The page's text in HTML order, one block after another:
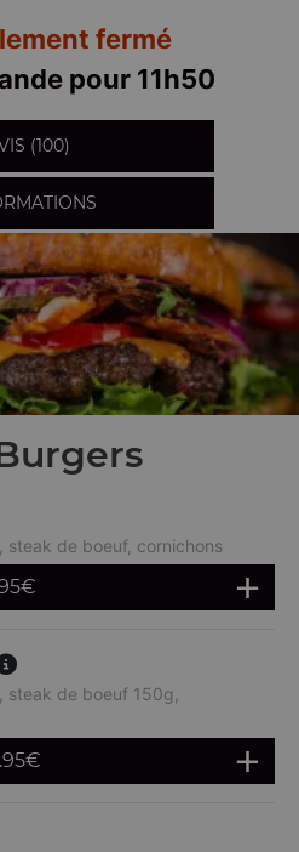
fermé
pour 11h50
(100)
steak de boeuf, cornichons
€
steak de boeuf 150g,
€